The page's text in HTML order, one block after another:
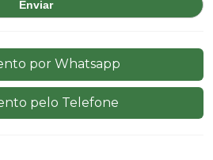
por Whatsapp
pelo Telefone